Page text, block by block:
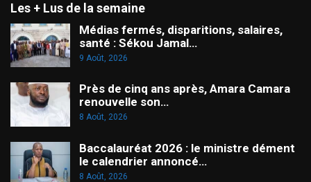
Les + Lus de la semaine
Médias fermés, disparitions, salaires,
santé : Sékou Jamal…
9 Août, 2026
Près de cinq ans après, Amara Camara
renouvelle son…
8 Août, 2026
Baccalauréat 2026 : le ministre dément
le calendrier annoncé…
8 Août, 2026